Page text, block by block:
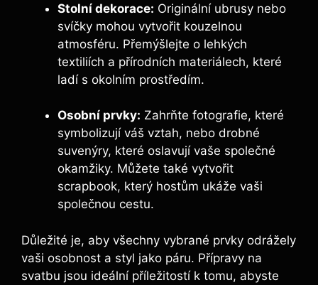
Stolní dekorace: Originální ubrusy nebo
svíčky mohou vytvořit kouzelnou
atmosféru. Přemýšlejte o lehkých
textiliích a přírodních materiálech, které
ladí s okolním prostředím.
Osobní prvky: Zahrňte fotografie, které
symbolizují váš vztah, nebo drobné
suvenýry, které oslavují vaše společné
okamžiky. Můžete také vytvořit
scrapbook, který hostům ukáže vaši
společnou cestu.
Důležité je, aby všechny vybrané prvky odrážely
vaši osobnost a styl jako páru. Přípravy na
svatbu jsou ideální příležitostí k tomu, abyste